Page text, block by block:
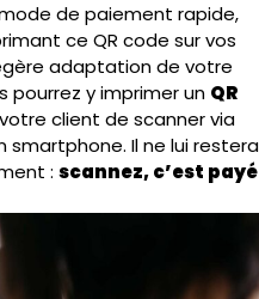
de paiement rapide,
ce QR code sur vos
adaptation de votre
pourrez y imprimer un QR
votre client de scanner via
smartphone. Il ne lui restera
:scannez, c’est payé